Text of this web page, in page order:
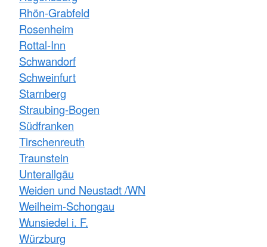
Rhön-Grabfeld
Rosenheim
Rottal-Inn
Schwandorf
Schweinfurt
Starnberg
Straubing-Bogen
Südfranken
Tirschenreuth
Traunstein
Unterallgäu
Weiden und Neustadt /WN
Weilheim-Schongau
Wunsiedel i. F.
Würzburg